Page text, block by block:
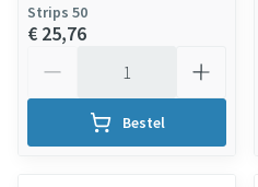
Strips 50
€ 25,76
Bestel